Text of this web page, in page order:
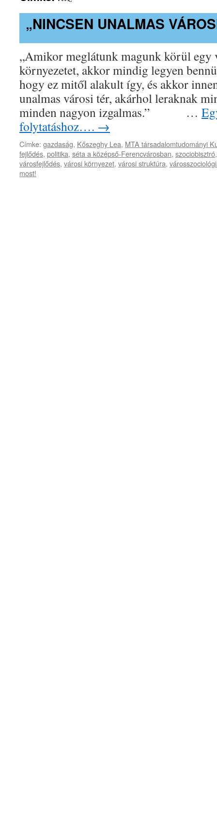
„NINCSEN UNALMAS
„Amikor meglátunk magunk körül egy
környezetet, akkor mindig legyen
hogy ez mitől alakult így, és akkor
unalmas városi tér, akárhol leraknak
minden nagyon izgalmas.” …
folytatáshoz…. →
Címke: gazdaság, Kőszeghy Lea, MTA társadalomtudományi
fejlődés, politika, séta a középső-Ferencvárosban, szociobisztró
városfejlődés, városi környezet, városi struktúra,
most!